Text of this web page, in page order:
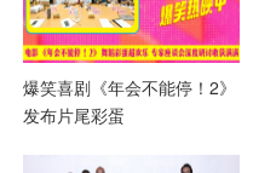
爆笑喜剧《年会不能停！2》
发布片尾彩蛋